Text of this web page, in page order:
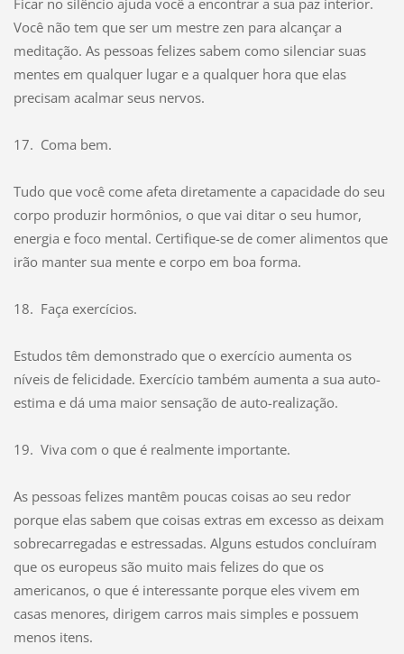
Ficar no silêncio ajuda você a encontrar a sua paz interior.
Você não tem que ser um mestre zen para alcançar a
meditação. As pessoas felizes sabem como silenciar suas
mentes em qualquer lugar e a qualquer hora que elas
precisam acalmar seus nervos.
17. Coma bem.
Tudo que você come afeta diretamente a capacidade do seu
corpo produzir hormônios, o que vai ditar o seu humor,
energia e foco mental. Certifique-se de comer alimentos que
irão manter sua mente e corpo em boa forma.
18. Faça exercícios.
Estudos têm demonstrado que o exercício aumenta os
níveis de felicidade. Exercício também aumenta a sua auto-
estima e dá uma maior sensação de auto-realização.
19. Viva com o que é realmente importante.
As pessoas felizes mantêm poucas coisas ao seu redor
porque elas sabem que coisas extras em excesso as deixam
sobrecarregadas e estressadas. Alguns estudos concluíram
que os europeus são muito mais felizes do que os
americanos, o que é interessante porque eles vivem em
casas menores, dirigem carros mais simples e possuem
menos itens.